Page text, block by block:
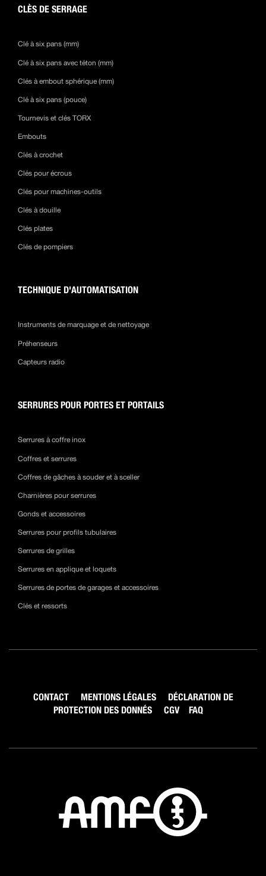
CLÈS DE SERRAGE
Clé à six pans (mm)
Clé à six pans avec téton (mm)
Clés à embout sphérique (mm)
Clé à six pans (pouce)
Tournevis et clés TORX
Embouts
Clés à crochet
Clés pour écrous
Clés pour machines-outils
Clés à douille
Clés plates
Clés de pompiers
TECHNIQUE D'AUTOMATISATION
Instruments de marquage et de nettoyage
Préhenseurs
Capteurs radio
SERRURES POUR PORTES ET PORTAILS
Serrures à coffre inox
Coffres et serrures
Coffres de gâches à souder et à sceller
Charnières pour serrures
Gonds et accessoires
Serrures pour profils tubulaires
Serrures de grilles
Serrures en applique et loquets
Serrures de portes de garages et accessoires
Clés et ressorts
CONTACT MENTIONS LÉGALES
DÉCLARATION DE
PROTECTION DES DONNÉS
CGV FAQ